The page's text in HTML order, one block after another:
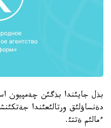
بذل جايئندا بذگئن چةمپيون
دةنساؤلئق ورتالئعئندا
ءمالئم ةتتئ.